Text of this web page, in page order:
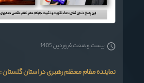
نماینده مقام معظم رهبری در استان گلستان :
بیست و هفت فروردین 1405